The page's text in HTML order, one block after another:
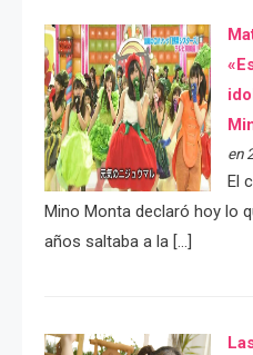
en
El
Mino Monta declaró hoy lo
años saltaba a la […]